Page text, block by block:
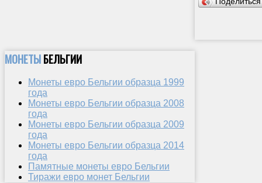
МОНЕТЫБЕЛЬГИИ
Монеты евро Бельгии образца 1999
года
Монеты евро Бельгии образца 2008
года
Монеты евро Бельгии образца 2009
года
Монеты евро Бельгии образца 2014
года
Памятные монеты евро Бельгии
Тиражи евро монет Бельгии